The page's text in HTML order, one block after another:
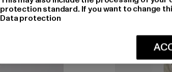
protection standard. If you want to change
Data protection